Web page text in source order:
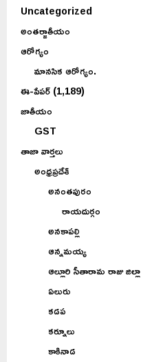
Uncategorized
అంతర్జాతీయం
ఆరోగ్యం
మానసిక ఆరోగ్యం.
ఈ-పేపర్(1,189)
జాతీయం
GST
తాజా వార్తలు
అంధ్రప్రదేశ్
అనంతపురం
రాయదుర్గం
అనకాపల్లి
ఆన్నమయ్య
ఆల్లూరి సీతారామ రాజు జిల్లా
ఏలురు
కడప
కర్నూలు
కాకినాడ